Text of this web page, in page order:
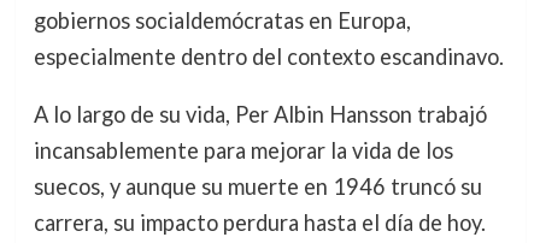
gobiernos socialdemócratas en Europa,
especialmente dentro del contexto escandinavo.
A lo largo de su vida, Per Albin Hansson trabajó
incansablemente para mejorar la vida de los
suecos, y aunque su muerte en 1946 truncó su
carrera, su impacto perdura hasta el día de hoy.